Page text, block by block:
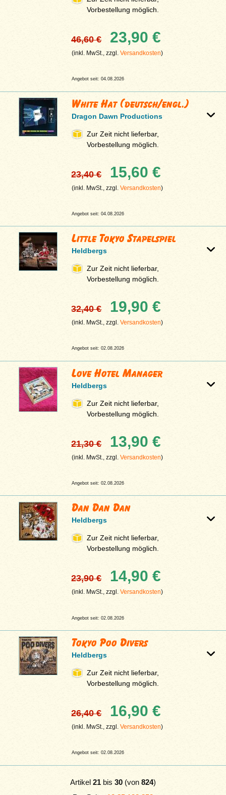
Vorbestellung möglich.
46,60 € 23,90 €
(inkl. MwSt., zzgl.Versandkosten)
Angebot seit: 04.08.2026
White Hat (deutsch/engl.)
Dragon Dawn Productions
Zur Zeit nicht lieferbar,
Vorbestellung möglich.
23,40 € 15,60 €
(inkl. MwSt., zzgl.Versandkosten)
Angebot seit: 04.08.2026
Little Tokyo Stapelspiel
Heldbergs
Zur Zeit nicht lieferbar,
Vorbestellung möglich.
32,40 € 19,90 €
(inkl. MwSt., zzgl.Versandkosten)
Angebot seit: 02.08.2026
Love Hotel Manager
Heldbergs
Zur Zeit nicht lieferbar,
Vorbestellung möglich.
21,30 € 13,90 €
(inkl. MwSt., zzgl.Versandkosten)
Angebot seit: 02.08.2026
Dan Dan Dan
Heldbergs
Zur Zeit nicht lieferbar,
Vorbestellung möglich.
23,90 € 14,90 €
(inkl. MwSt., zzgl.Versandkosten)
Angebot seit: 02.08.2026
Tokyo Poo Divers
Heldbergs
Zur Zeit nicht lieferbar,
Vorbestellung möglich.
26,40 € 16,90 €
(inkl. MwSt., zzgl.Versandkosten)
Angebot seit: 02.08.2026
Artikel 21 bis 30 (von 824)